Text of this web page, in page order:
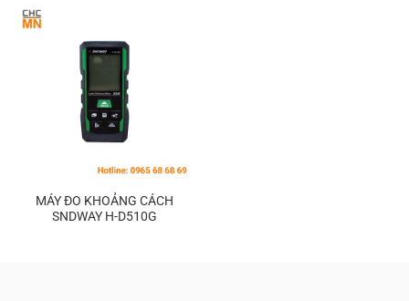
MÁY ĐO KHOẢNG CÁCH
SNDWAY H-D510G